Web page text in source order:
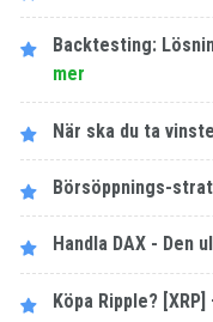
Backtesting:
mer
När ska du ta
Börsöppnings-
Handla DAX - Den
Köpa Ripple?